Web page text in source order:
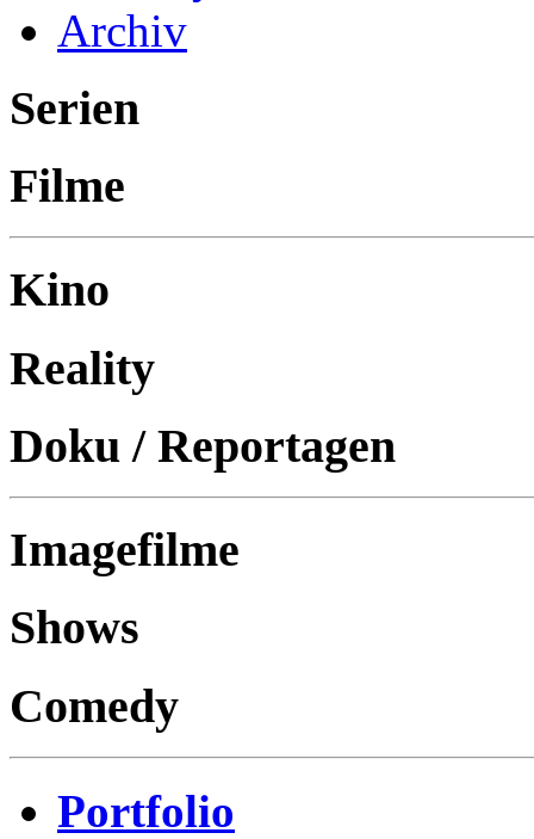
Archiv
Serien
Filme
Kino
Reality
Doku / Reportagen
Imagefilme
Shows
Comedy
Portfolio